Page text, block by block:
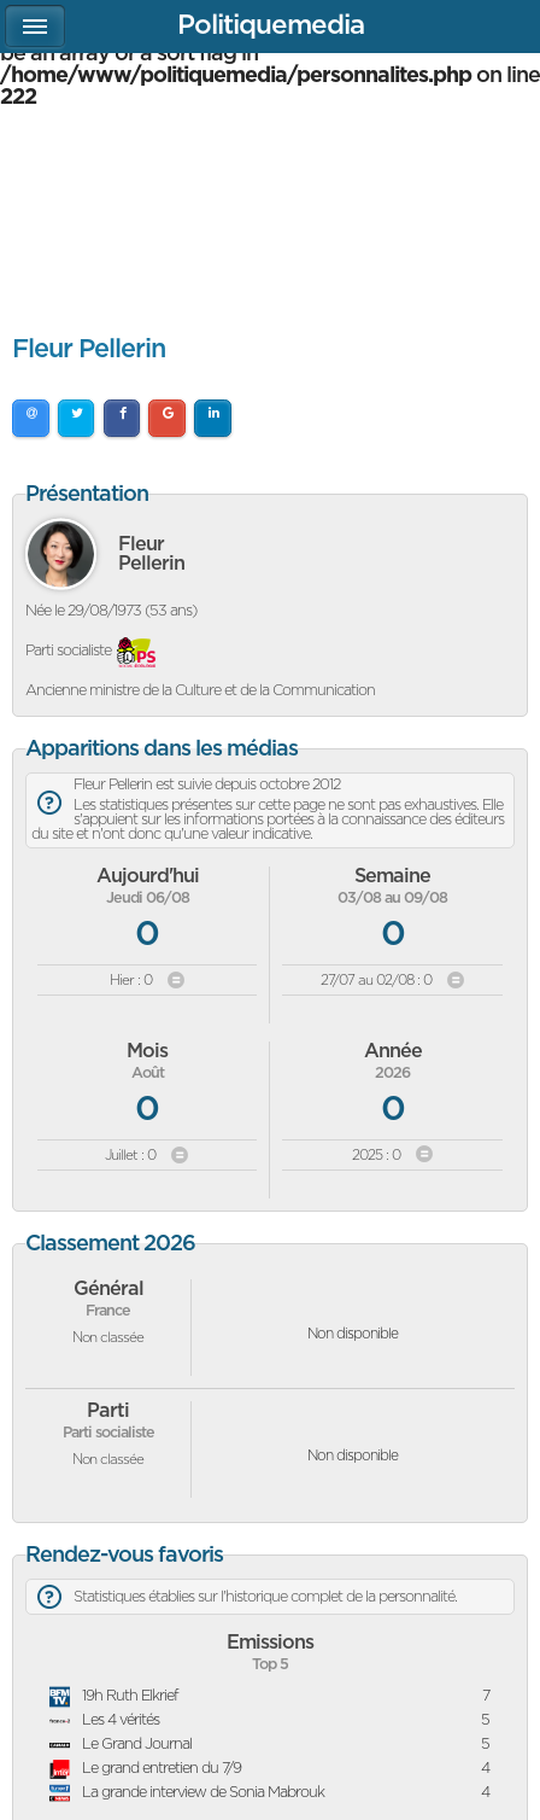
Warning
: array_multisort(): Argument #1 is expected to
be an array or a sort flag in
/home/www/politiquemedia/personnalites.phpon line
222
Fleur Pellerin
Présentation
Fleur
Pellerin
Née le 29/08/1973 (53 ans)
Parti socialiste
Ancienne ministre de la Culture et de la Communication
Apparitions dans les médias
Fleur Pellerin est suivie depuis octobre 2012
Les statistiques présentes sur cette page ne sont pas exhaustives. Elle
s'appuient sur les informations portées à la connaissance des éditeurs
du site et n'ont donc qu'une valeur indicative.
Aujourd'hui
Jeudi 06/08
0
Hier : 0
Semaine
03/08 au 09/08
0
27/07 au 02/08 : 0
Mois
Août
0
Juillet : 0
Année
2026
0
2025 : 0
Classement 2026
Général
France
Non classée Non disponible
Parti
Parti socialiste
Non classée Non disponible
Rendez-vous favoris
Statistiques établies sur l'historique complet de la personnalité.
Emissions
Top 5
19h Ruth Elkrief
7
Les 4 vérités
5
Le Grand Journal
5
Le grand entretien du 7/9
4
La grande interview de Sonia Mabrouk
4
Politiquemedia